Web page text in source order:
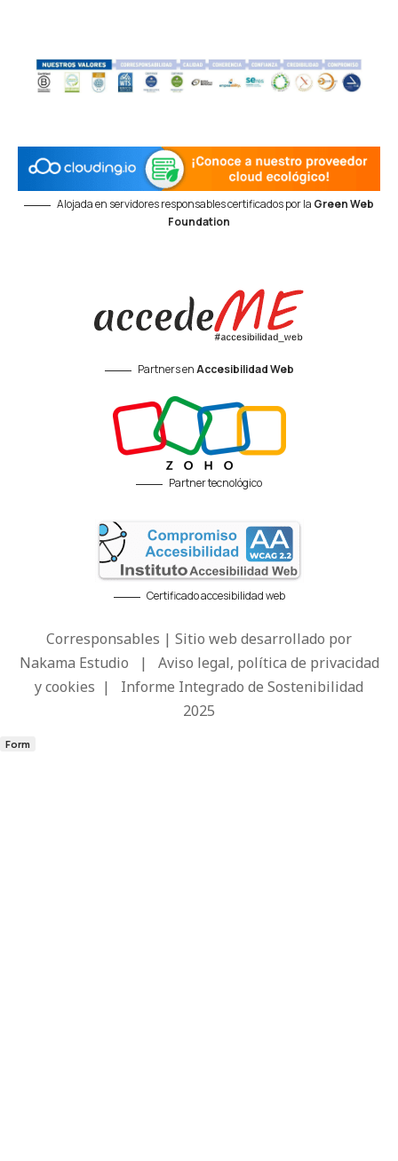
Alojada en servidores responsables certificados por la Green Web
Foundation
Partners enAccesibilidad Web
Partner tecnológico
Certificado accesibilidad web
Corresponsables | Sitio web desarrollado por
Nakama Estudio | Aviso legal, política de privacidad
y cookies | Informe Integrado de Sostenibilidad
2025
Form